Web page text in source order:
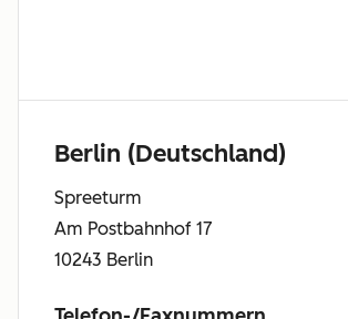
Berlin (Deutschland)
Spreeturm
Am Postbahnhof 17
10243 Berlin